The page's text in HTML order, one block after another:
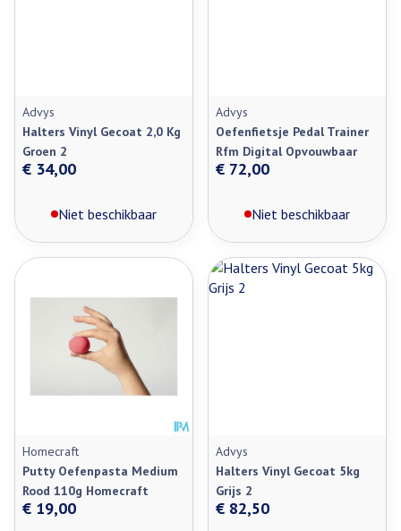
Advys
Halters Vinyl Gecoat 2,0 Kg
Groen 2
€ 34,00
Niet beschikbaar
Advys
Oefenfietsje Pedal Trainer
Rfm Digital Opvouwbaar
€ 72,00
Niet beschikbaar
Homecraft
Putty Oefenpasta Medium
Rood 110g Homecraft
€ 19,00
Advys
Halters Vinyl Gecoat 5kg
Grijs 2
€ 82,50